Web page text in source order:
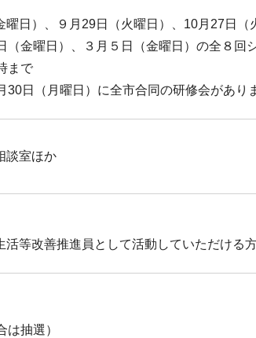
曜日）、９月29日（火曜日）、10月27日
（金曜日）、３月５日（金曜日）の全８回
まで
30日（月曜日）に全市合同の研修会があり
談室ほか
活等改善推進員として活動していただける
は抽選）